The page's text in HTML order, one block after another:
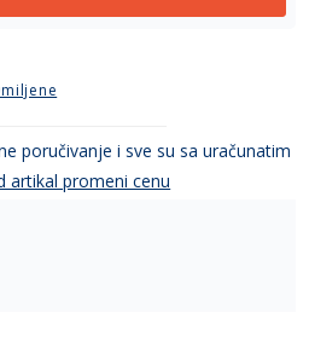
poručivanje i sve su sa uračunatim
artikal promeni cenu